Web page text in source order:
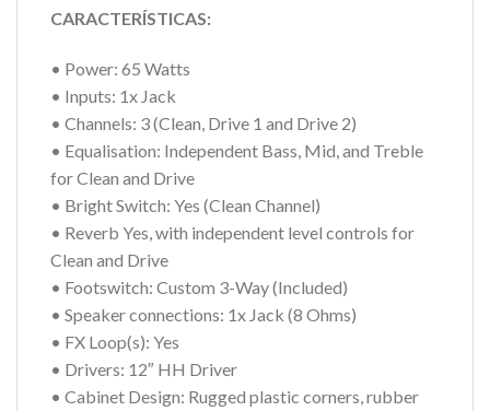
CARACTERÍSTICAS:
• Power: 65 Watts
• Inputs: 1x Jack
• Channels: 3 (Clean, Drive 1 and Drive 2)
• Equalisation: Independent Bass, Mid, and Treble
for Clean and Drive
• Bright Switch: Yes (Clean Channel)
• Reverb Yes, with independent level controls for
Clean and Drive
• Footswitch: Custom 3-Way (Included)
• Speaker connections: 1x Jack (8 Ohms)
• FX Loop(s): Yes
• Drivers: 12″ HH Driver
• Cabinet Design: Rugged plastic corners, rubber